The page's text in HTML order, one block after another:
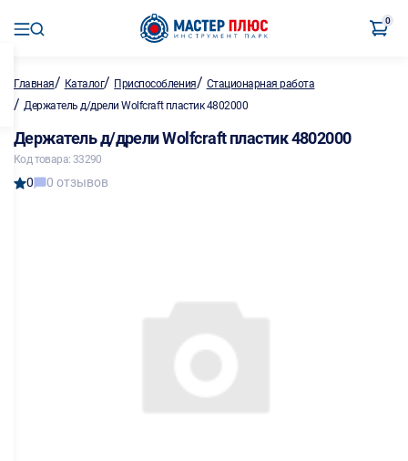
0
Главная/ Каталог/ Приспособления/ Стационарная работа
/ Держатель д/дрели Wolfcraft пластик 4802000
Держатель д/дрели Wolfcraft пластик 4802000
Код товара: 33290
0 0 отзывов